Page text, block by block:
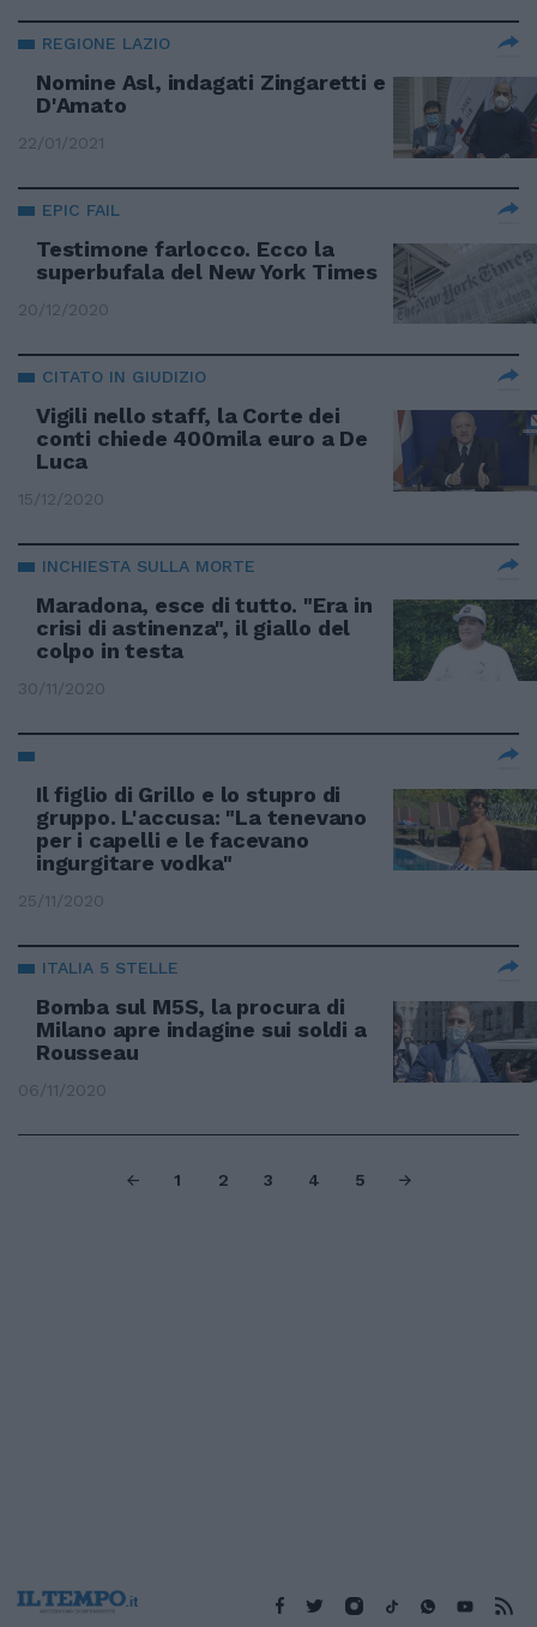
REGIONE LAZIO
Nomine Asl, indagati Zingaretti e
D'Amato
22/01/2021
EPIC FAIL
Testimone farlocco. Ecco la
superbufala del New York Times
20/12/2020
CITATO IN GIUDIZIO
Vigili nello staff, la Corte dei
conti chiede 400mila euro a De
Luca
15/12/2020
INCHIESTA SULLA MORTE
Maradona, esce di tutto. "Era in
crisi di astinenza", il giallo del
colpo in testa
30/11/2020
Il figlio di Grillo e lo stupro di
gruppo. L'accusa: "La tenevano
per i capelli e le facevano
ingurgitare vodka"
25/11/2020
ITALIA 5 STELLE
Bomba sul M5S, la procura di
Milano apre indagine sui soldi a
Rousseau
06/11/2020
1 2 3 4 5